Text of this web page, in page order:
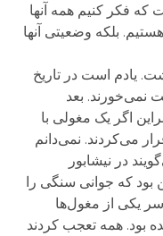
که فکر کنیم همه آنها
بلکه وضعیتی آنها
یادم است در تاریخ
بعد
اگر یک مغولی با
می‌کردند. نمی‌دانم
در نیشابور
که جوانی سنگی را
سر یکی از مغول‌ها
بود. همه تعجب کردند